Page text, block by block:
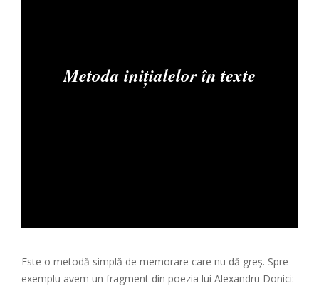
Metoda inițialelorîn texte
Este o metodă simplă de memorare care nu dă greş. Spre
exemplu avem un fragment din poezia lui Alexandru Donici: